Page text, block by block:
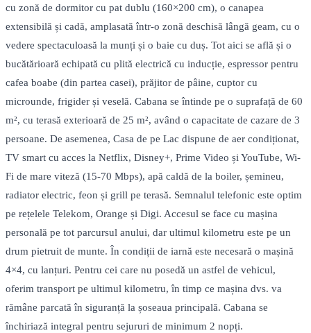
cu zonă de dormitor cu pat dublu (160×200 cm), o canapea
extensibilă și cadă, amplasată într-o zonă deschisă lângă geam, cu o
vedere spectaculoasă la munți și o baie cu duș. Tot aici se află și o
bucătărioară echipată cu plită electrică cu inducție, espressor pentru
cafea boabe (din partea casei), prăjitor de pâine, cuptor cu
microunde, frigider și veselă. Cabana se întinde pe o suprafață de 60
m², cu terasă exterioară de 25 m², având o capacitate de cazare de 3
persoane. De asemenea, Casa de pe Lac dispune de aer condiționat,
TV smart cu acces la Netflix, Disney+, Prime Video și YouTube, Wi-
Fi de mare viteză (15-70 Mbps), apă caldă de la boiler, șemineu,
radiator electric, feon și grill pe terasă. Semnalul telefonic este optim
pe rețelele Telekom, Orange și Digi. Accesul se face cu mașina
personală pe tot parcursul anului, dar ultimul kilometru este pe un
drum pietruit de munte. În condiții de iarnă este necesară o mașină
4×4, cu lanțuri. Pentru cei care nu posedă un astfel de vehicul,
oferim transport pe ultimul kilometru, în timp ce mașina dvs. va
rămâne parcată în siguranță la șoseaua principală. Cabana se
închiriază integral pentru sejururi de minimum 2 nopți.